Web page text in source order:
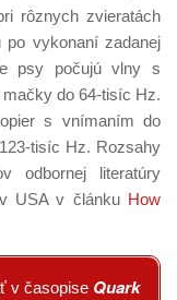
rôznych zvieratách
po vykonaní zadanej
psy počujú vlny s
do 64-tisíc Hz.
s vnímaním do
tisíc Hz. Rozsahy
odbornej literatúry
USA v článku How
v časopise Quark